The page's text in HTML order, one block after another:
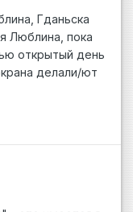
Гданьска
Люблина, пока
открытый день
делали/ют